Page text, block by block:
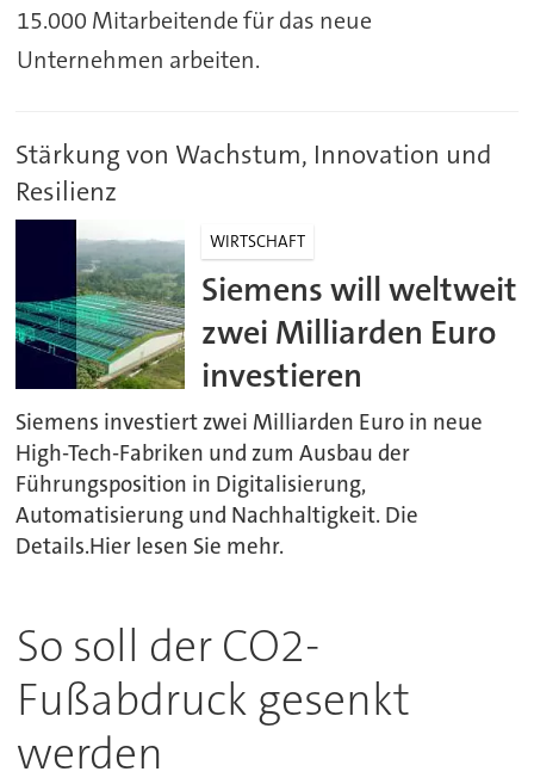
15.000 Mitarbeitende für das neue
Unternehmen arbeiten.
Stärkung von Wachstum, Innovation und
Resilienz
WIRTSCHAFT
Siemens will weltweit
zwei Milliarden Euro
investieren
Siemens investiert zwei Milliarden Euro in neue
High-Tech-Fabriken und zum Ausbau der
Führungsposition in Digitalisierung,
Automatisierung und Nachhaltigkeit. Die
Details.Hier lesen Sie mehr.
So soll der CO2-
Fußabdruck gesenkt
werden